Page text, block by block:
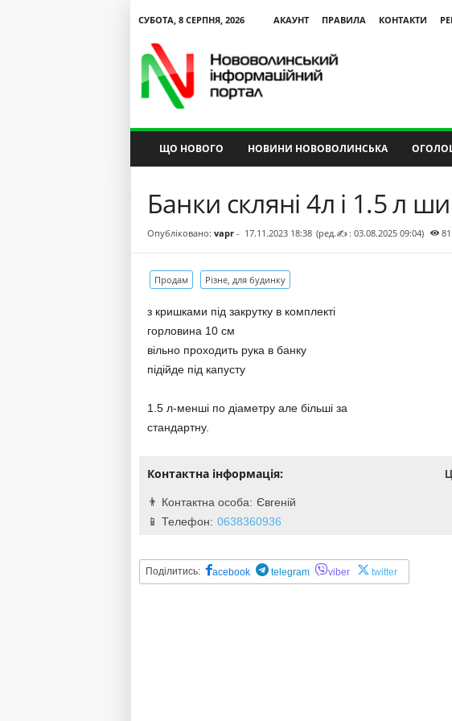
СУБОТА, 8 СЕРПНЯ, 2026 АКАУНТ ПРАВИЛА КОНТАКТИ
ЩО НОВОГО НОВИНИ НОВОВОЛИНСЬКА
Банки скляні 4л і 1.5 л
Опубліковано: vapr - 17.11.2023 18:38 (ред.✍ : 03.08.2025 09:04)
Продам Різне, для будинку
з кришками під закрутку в комплекті
горловина 10 см
вільно проходить рука в банку
підійде під капусту
1.5 л-менші по діаметру але більші за
стандартну.
Контактна інформація:
Євгеній
0638360936
Поділитись: acebook telegram viber twitter